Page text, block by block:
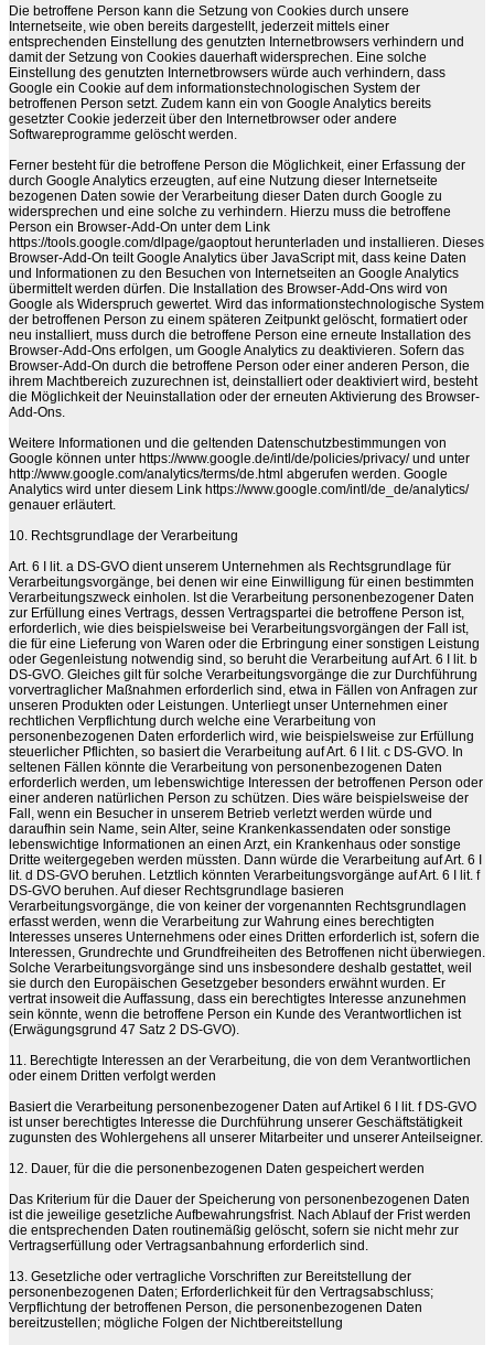
Die betroffene Person kann die Setzung von Cookies durch unsere
Internetseite, wie oben bereits dargestellt, jederzeit mittels einer
entsprechenden Einstellung des genutzten Internetbrowsers verhindern und
damit der Setzung von Cookies dauerhaft widersprechen. Eine solche
Einstellung des genutzten Internetbrowsers würde auch verhindern, dass
Google ein Cookie auf dem informationstechnologischen System der
betroffenen Person setzt. Zudem kann ein von Google Analytics bereits
gesetzter Cookie jederzeit über den Internetbrowser oder andere
Softwareprogramme gelöscht werden.
Ferner besteht für die betroffene Person die Möglichkeit, einer Erfassung der
durch Google Analytics erzeugten, auf eine Nutzung dieser Internetseite
bezogenen Daten sowie der Verarbeitung dieser Daten durch Google zu
widersprechen und eine solche zu verhindern. Hierzu muss die betroffene
Person ein Browser-Add-On unter dem Link
https://tools.google.com/dlpage/gaoptout herunterladen und installieren. Dieses
Browser-Add-On teilt Google Analytics über JavaScript mit, dass keine Daten
und Informationen zu den Besuchen von Internetseiten an Google Analytics
übermittelt werden dürfen. Die Installation des Browser-Add-Ons wird von
Google als Widerspruch gewertet. Wird das informationstechnologische System
der betroffenen Person zu einem späteren Zeitpunkt gelöscht, formatiert oder
neu installiert, muss durch die betroffene Person eine erneute Installation des
Browser-Add-Ons erfolgen, um Google Analytics zu deaktivieren. Sofern das
Browser-Add-On durch die betroffene Person oder einer anderen Person, die
ihrem Machtbereich zuzurechnen ist, deinstalliert oder deaktiviert wird, besteht
die Möglichkeit der Neuinstallation oder der erneuten Aktivierung des Browser-
Add-Ons.
Weitere Informationen und die geltenden Datenschutzbestimmungen von
Google können unter https://www.google.de/intl/de/policies/privacy/ und unter
http://www.google.com/analytics/terms/de.html abgerufen werden. Google
Analytics wird unter diesem Link https://www.google.com/intl/de_de/analytics/
genauer erläutert.
10. Rechtsgrundlage der Verarbeitung
Art. 6 I lit. a DS-GVO dient unserem Unternehmen als Rechtsgrundlage für
Verarbeitungsvorgänge, bei denen wir eine Einwilligung für einen bestimmten
Verarbeitungszweck einholen. Ist die Verarbeitung personenbezogener Daten
zur Erfüllung eines Vertrags, dessen Vertragspartei die betroffene Person ist,
erforderlich, wie dies beispielsweise bei Verarbeitungsvorgängen der Fall ist,
die für eine Lieferung von Waren oder die Erbringung einer sonstigen Leistung
oder Gegenleistung notwendig sind, so beruht die Verarbeitung auf Art. 6 I lit. b
DS-GVO. Gleiches gilt für solche Verarbeitungsvorgänge die zur Durchführung
vorvertraglicher Maßnahmen erforderlich sind, etwa in Fällen von Anfragen zur
unseren Produkten oder Leistungen. Unterliegt unser Unternehmen einer
rechtlichen Verpflichtung durch welche eine Verarbeitung von
personenbezogenen Daten erforderlich wird, wie beispielsweise zur Erfüllung
steuerlicher Pflichten, so basiert die Verarbeitung auf Art. 6 I lit. c DS-GVO. In
seltenen Fällen könnte die Verarbeitung von personenbezogenen Daten
erforderlich werden, um lebenswichtige Interessen der betroffenen Person oder
einer anderen natürlichen Person zu schützen. Dies wäre beispielsweise der
Fall, wenn ein Besucher in unserem Betrieb verletzt werden würde und
daraufhin sein Name, sein Alter, seine Krankenkassendaten oder sonstige
lebenswichtige Informationen an einen Arzt, ein Krankenhaus oder sonstige
Dritte weitergegeben werden müssten. Dann würde die Verarbeitung auf Art. 6 I
lit. d DS-GVO beruhen. Letztlich könnten Verarbeitungsvorgänge auf Art. 6 I lit. f
DS-GVO beruhen. Auf dieser Rechtsgrundlage basieren
Verarbeitungsvorgänge, die von keiner der vorgenannten Rechtsgrundlagen
erfasst werden, wenn die Verarbeitung zur Wahrung eines berechtigten
Interesses unseres Unternehmens oder eines Dritten erforderlich ist, sofern die
Interessen, Grundrechte und Grundfreiheiten des Betroffenen nicht überwiegen.
Solche Verarbeitungsvorgänge sind uns insbesondere deshalb gestattet, weil
sie durch den Europäischen Gesetzgeber besonders erwähnt wurden. Er
vertrat insoweit die Auffassung, dass ein berechtigtes Interesse anzunehmen
sein könnte, wenn die betroffene Person ein Kunde des Verantwortlichen ist
(Erwägungsgrund 47 Satz 2 DS-GVO).
11. Berechtigte Interessen an der Verarbeitung, die von dem Verantwortlichen
oder einem Dritten verfolgt werden
Basiert die Verarbeitung personenbezogener Daten auf Artikel 6 I lit. f DS-GVO
ist unser berechtigtes Interesse die Durchführung unserer Geschäftstätigkeit
zugunsten des Wohlergehens all unserer Mitarbeiter und unserer Anteilseigner.
12. Dauer, für die die personenbezogenen Daten gespeichert werden
Das Kriterium für die Dauer der Speicherung von personenbezogenen Daten
ist die jeweilige gesetzliche Aufbewahrungsfrist. Nach Ablauf der Frist werden
die entsprechenden Daten routinemäßig gelöscht, sofern sie nicht mehr zur
Vertragserfüllung oder Vertragsanbahnung erforderlich sind.
13. Gesetzliche oder vertragliche Vorschriften zur Bereitstellung der
personenbezogenen Daten; Erforderlichkeit für den Vertragsabschluss;
Verpflichtung der betroffenen Person, die personenbezogenen Daten
bereitzustellen; mögliche Folgen der Nichtbereitstellung